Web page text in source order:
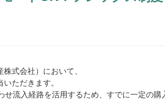
式会社）において、
ただきます。
流入経路を活用するため、すでに一定の購